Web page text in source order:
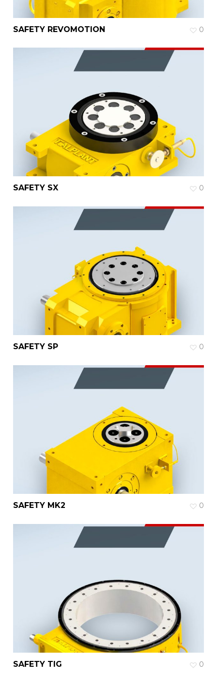
SAFETY REVOMOTION 0
SAFETY SX 0
SAFETY SP 0
SAFETY MK2 0
SAFETY TIG 0